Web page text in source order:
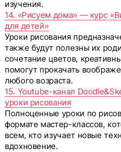
изучения.
14. «Рисуем дома» — курс
для детей»
Уроки рисования
также будут полезны их
сочетание цветов,
помогут прокачать
любого возраста.
15. Youtube-канал
уроки рисования
Полноценные уроки по
формате мастер-классов,
всем, кто изучает новые
вдохновение.